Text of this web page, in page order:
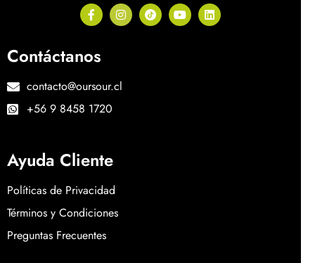
Contáctanos
contacto@oursour.cl
+56 9 8458 1720
Ayuda Cliente
Políticas de Privacidad
Términos y Condiciones
Preguntas Frecuentes